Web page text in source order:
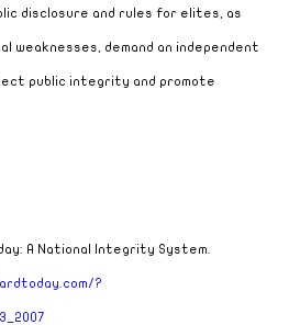
disclosure and rules for elites, as
weaknesses, demand an independent
public integrity and promote
A National Integrity System.
?